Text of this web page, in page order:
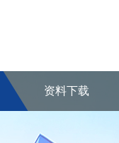
资料下载